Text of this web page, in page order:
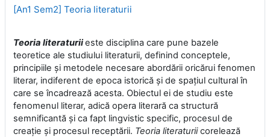
[An1 Sem2] Teoria literaturii
Teoria literaturiieste disciplina care pune bazele
teoretice ale studiului literaturii, definind conceptele,
principiile şi metodele necesare abordării oricărui fenomen
literar, indiferent de epoca istorică şi de spaţiul cultural în
care se încadrează acesta. Obiectul ei de studiu este
fenomenul literar, adică opera literară ca structură
semnificantă şi ca fapt lingvistic specific, procesul de
creaţie şi procesul receptării. Teoria literaturiicorelează